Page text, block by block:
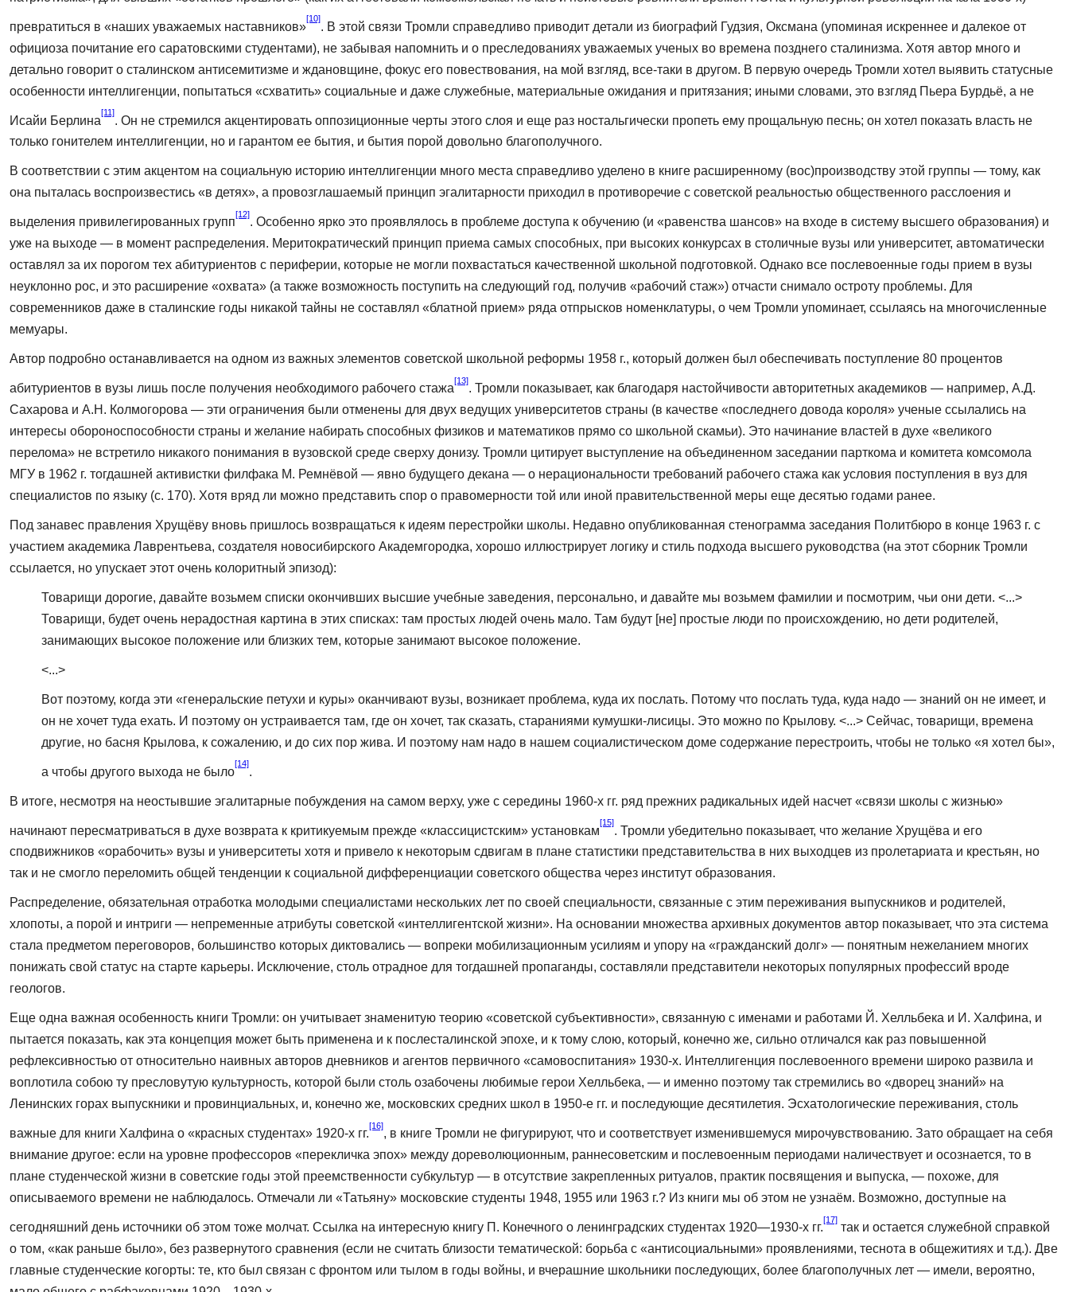
превратиться в «наших уважаемых наставников»
[10]
. В этой связи Тромли справедливо приводит детали из биографий Гудзия, Оксмана (упоминая искрен­нее и далекое от
официоза почитание его саратовскими студентами), не забывая напомнить и о преследованиях уважаемых ученых во времена позднего сталиниз­ма. Хотя автор много и
детально говорит о сталинском антисемитизме и ждановщине, фокус его повествования, на мой взгляд, все-таки в другом. В первую оче­редь Тромли хотел выявить статусные
особенности интеллигенции, попытаться «схватить» социальные и даже служебные, материальные ожидания и притязания; иными словами, это взгляд Пьера Бурдьё, а не
Исайи Берлина
[11]
. Он не стремился акцентировать оппозиционные черты этого слоя и еще раз ностальгически пропеть ему прощальную песнь; он хотел показать власть не
только гонителем интелли­генции, но и гарантом ее бытия, и бытия порой довольно благополучного.
В соответствии с этим акцентом на социальную историю интеллигенции много места справедливо уделено в книге расширенному (вос)производству этой груп­пы — тому, как
она пыталась воспроизвестись «в детях», а провозглашаемый прин­цип эгалитарности приходил в противоречие с советской реальностью общест­венного расслоения и
выделения привилегированных групп
[12]
. Особенно ярко это проявлялось в проблеме доступа к обучению (и «равенства шансов» на входе в систему высшего образования) и
уже на выходе — в момент распределения. Меритократический принцип приема самых способных, при высоких конкурсах в столичные вузы или университет, автоматически
оставлял за их порогом тех аби­туриентов с периферии, которые не могли похвастаться качественной школьной подготовкой. Однако все послевоенные годы прием в вузы
неуклонно рос, и это расширение «охвата» (а также возможность поступить на следующий год, получив «рабочий стаж») отчасти снимало остроту проблемы. Для
современников даже в сталинские годы никакой тайны не составлял «блатной прием» ряда отпрысков номенклатуры, о чем Тромли упоминает, ссылаясь на многочисленные
мемуары.
Автор подробно останавливается на одном из важных элементов советской школьной реформы 1958 г., который должен был обеспечивать поступление 80 процентов
абитуриентов в вузы лишь после получения необходимого рабочего стажа
[13]
. Тромли показывает, как благодаря настойчивости авторитетных акаде­миков — например, А.Д.
Сахарова и А.Н. Колмогорова — эти ограничения были отменены для двух ведущих университетов страны (в качестве «последнего до­вода короля» ученые ссылались на
интересы обороноспособности страны и же­лание набирать способных физиков и математиков прямо со школьной скамьи). Это начинание властей в духе «великого
перелома» не встретило никакого пони­мания в вузовской среде сверху донизу. Тромли цитирует выступление на объ­единенном заседании парткома и комитета комсомола
МГУ в 1962 г. тогдашней активистки филфака М. Ремнёвой — явно будущего декана — о нерациональнос­ти требований рабочего стажа как условия поступления в вуз для
специалистов по языку (с. 170). Хотя вряд ли можно представить спор о правомерности той или иной правительственной меры еще десятью годами ранее.
Под занавес правления Хрущёву вновь пришлось возвращаться к идеям пере­стройки школы. Недавно опубликованная стенограмма заседания Политбюро в конце 1963 г. с
участием академика Лаврентьева, создателя новосибирского Ака­демгородка, хорошо иллюстрирует логику и стиль подхода высшего руководства (на этот сборник Тромли
ссылается, но упускает этот очень колоритный эпизод):
Товарищи дорогие, давайте возьмем списки окончивших высшие учебные за­ведения, персонально, и давайте мы возьмем фамилии и посмотрим, чьи они дети. <...>
Товарищи, будет очень нерадостная картина в этих списках: там простых людей очень мало. Там будут [не] простые люди по происхождению, но дети родителей,
занимающих высокое положение или близких тем, которые занимают высокое положение.
<...>
Вот поэтому, когда эти «генеральские петухи и куры» оканчивают вузы, воз­никает проблема, куда их послать. Потому что послать туда, куда надо — зна­ний он не имеет, и
он не хочет туда ехать. И поэтому он устраивается там, где он хочет, так сказать, стараниями кумушки-лисицы. Это можно по Крылову. <...> Сейчас, товарищи, времена
другие, но басня Крылова, к сожалению, и до сих пор жива. И поэтому нам надо в нашем социалистическом доме содержание перестроить, чтобы не только «я хотел бы»,
а чтобы другого выхода не было
[14]
.
В итоге, несмотря на неостывшие эгалитарные побуждения на самом верху, уже с середины 1960-х гг. ряд прежних радикальных идей насчет «связи школы с жизнью»
начинают пересматриваться в духе возврата к критикуемым прежде «классицистским» установкам
[15]
. Тромли убедительно показывает, что желание Хрущёва и его
сподвижников «орабочить» вузы и университеты хотя и привело к некоторым сдвигам в плане статистики представительства в них выходцев из пролетариата и крестьян, но
так и не смогло переломить общей тенденции к со­циальной дифференциации советского общества через институт образования.
Распределение, обязательная отработка молодыми специалистами нескольких лет по своей специальности, связанные с этим переживания выпускников и ро­дителей,
хлопоты, а порой и интриги — непременные атрибуты советской «ин­теллигентской жизни». На основании множества архивных документов автор по­казывает, что эта система
стала предметом переговоров, большинство которых диктовались — вопреки мобилизационным усилиям и упору на «гражданский долг» — понятным нежеланием многих
понижать свой статус на старте карьеры. Исключение, столь отрадное для тогдашней пропаганды, составляли представи­тели некоторых популярных профессий вроде
геологов.
Еще одна важная особенность книги Тромли: он учитывает знаменитую тео­рию «советской субъективности», связанную с именами и работами Й. Хелльбека и И. Халфина, и
пытается показать, как эта концепция может быть применена и к послесталинской эпохе, и к тому слою, который, конечно же, сильно отличался как раз повышенной
рефлексивностью от относительно наивных авторов днев­ников и агентов первичного «самовоспитания» 1930-х. Интеллигенция после­военного времени широко развила и
воплотила собою ту пресловутую культур­ность, которой были столь озабочены любимые герои Хелльбека, — и именно поэтому так стремились во «дворец знаний» на
Ленинских горах выпускники и провинциальных, и, конечно же, московских средних школ в 1950-е гг. и после­дующие десятилетия. Эсхатологические переживания, столь
важные для кни­ги Халфина о «красных студентах» 1920-х гг.
[16]
, в книге Тромли не фигурируют, что и соответствует изменившемуся мирочувствованию. Зато обращает на себя
внимание другое: если на уровне профессоров «перекличка эпох» между доре­волюционным, раннесоветским и послевоенным периодами наличествует и осо­знается, то в
плане студенческой жизни в советские годы этой преемственнос­ти субкультур — в отсутствие закрепленных ритуалов, практик посвящения и выпуска, — похоже, для
описываемого времени не наблюдалось. Отмечали ли «Татьяну» московские студенты 1948, 1955 или 1963 г.? Из книги мы об этом не узнаём. Возможно, доступные на
сегодняшний день источники об этом тоже молчат. Ссылка на интересную книгу П. Конечного о ленинградских студентах 1920—1930-х гг.
[17]
так и остается служебной справкой
о том, «как раньше было», без развернутого сравнения (если не считать близости тематической: борьба с «антисоциальными» проявлениями, теснота в общежитиях и т.д.). Две
главные студенческие когорты: те, кто был связан с фронтом или тылом в годы войны, и вчерашние школьники последующих, более благополучных лет — имели, веро­ятно,